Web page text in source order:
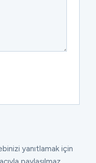
yanıtlamak için